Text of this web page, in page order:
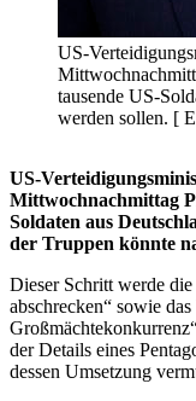
US-
tausende US-
werden sollen. [
US-
Mittwochnachmittag
Soldaten aus
der Truppen könnte
Dieser Schritt werde
abschrecken“ sowie
der Details eines
dessen Umsetzung